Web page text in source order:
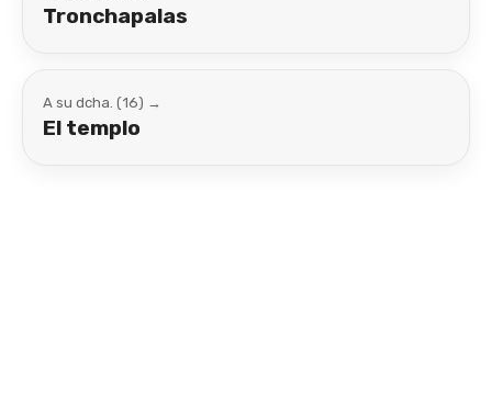
Tronchapalas
A su dcha. (16) →
El templo